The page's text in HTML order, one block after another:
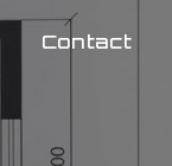
Contact